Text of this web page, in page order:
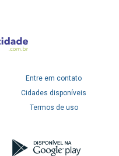
Entre em contato
Cidades disponíveis
Termos de uso